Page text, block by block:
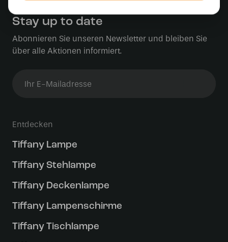
Stay up to date
Abonnieren Sie unseren Newsletter und bleiben Sie
über alle Aktionen informiert.
Entdecken
Tiffany Lampe
Tiffany Stehlampe
Tiffany Deckenlampe
Tiffany Lampenschirme
Tiffany Tischlampe